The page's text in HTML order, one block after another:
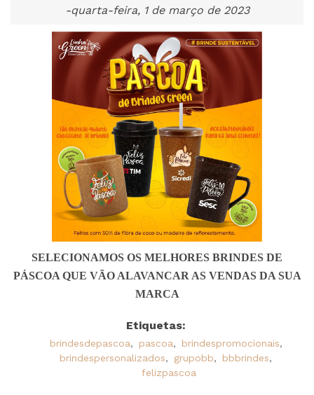
-quarta-feira, 1 de março de 2023
SELECIONAMOS OS MELHORES BRINDES DE
PÁSCOA QUE VÃO ALAVANCAR AS VENDAS DA SUA
MARCA
Etiquetas:
brindesdepascoa, pascoa, brindespromocionais,
brindespersonalizados, grupobb, bbbrindes,
felizpascoa